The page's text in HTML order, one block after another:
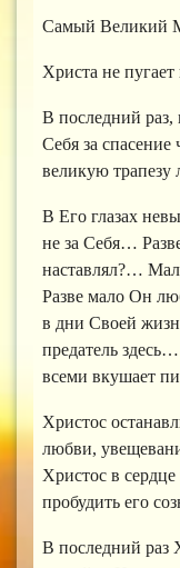
Самый Великий
Христа не
В последний раз,
Себя за спасение
великую
В Его глазах
не за Себя…
наставлял?…
Разве мало Он
в дни Своей
предатель
всеми вкушает
Христос
любви,
Христос в сердце
пробудить его
В последний раз